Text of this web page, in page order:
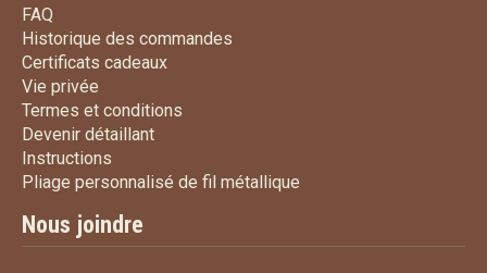
FAQ
Historique des commandes
Certificats cadeauxCertificats cadeaux
Vie privée
Termes et conditions
Devenir détaillantDevenir détaillant
Instructions
Pliage personnalisé de fil métallique
Nous joindre